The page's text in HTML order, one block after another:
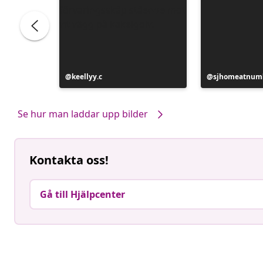
Inlägg
publicerat
keellyy.c
Inlägg
publicerat
Se hur man laddar upp bilder
Kontakta oss!
Gå till Hjälpcenter